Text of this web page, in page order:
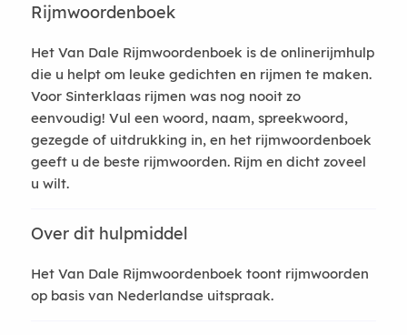
Rijmwoordenboek
Het Van Dale Rijmwoordenboek is de onlinerijmhulp
die u helpt om leuke gedichten en rijmen te maken.
Voor Sinterklaas rijmen was nog nooit zo
eenvoudig! Vul een woord, naam, spreekwoord,
gezegde of uitdrukking in, en het rijmwoordenboek
geeft u de beste rijmwoorden. Rijm en dicht zoveel
u wilt.
Over dit hulpmiddel
Het Van Dale Rijmwoordenboek toont rijmwoorden
op basis van Nederlandse uitspraak.